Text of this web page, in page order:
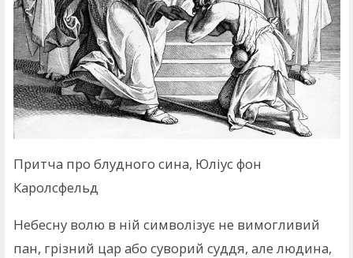
Притча про блудного сина, Юліус фон
Каролсфельд
Небесну волю в ній символізує не вимогливий
пан, грізний цар або суворий суддя, але людина,